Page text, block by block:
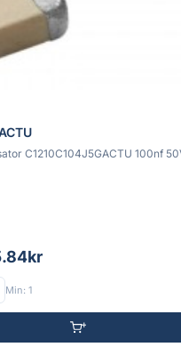
C1210C104J5GACTU 100nf
Min: 1